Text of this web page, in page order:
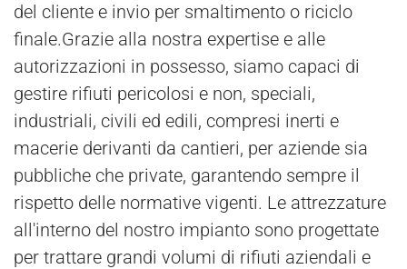
del cliente e invio per smaltimento o riciclo
finale.Grazie alla nostra expertise e alle
autorizzazioni in possesso, siamo capaci di
gestire rifiuti pericolosi e non, speciali,
industriali, civili ed edili, compresi inerti e
macerie derivanti da cantieri, per aziende sia
pubbliche che private, garantendo sempre il
rispetto delle normative vigenti. Le attrezzature
all'interno del nostro impianto sono progettate
per trattare grandi volumi di rifiuti aziendali e